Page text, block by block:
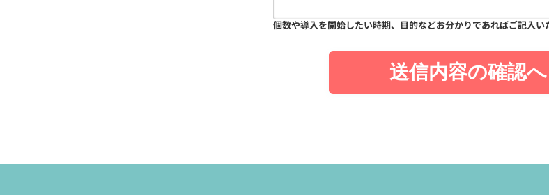
個数や導入を開始したい時期、目的などお分かりであればご記入い
送信内容の確認へ